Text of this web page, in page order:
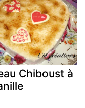
Chiboust à